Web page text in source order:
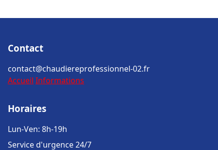
Contact
contact@chaudiereprofessionnel-02.fr
Accueil Informations
Horaires
Lun-Ven: 8h-19h
Service d'urgence 24/7